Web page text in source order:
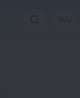
GUJ